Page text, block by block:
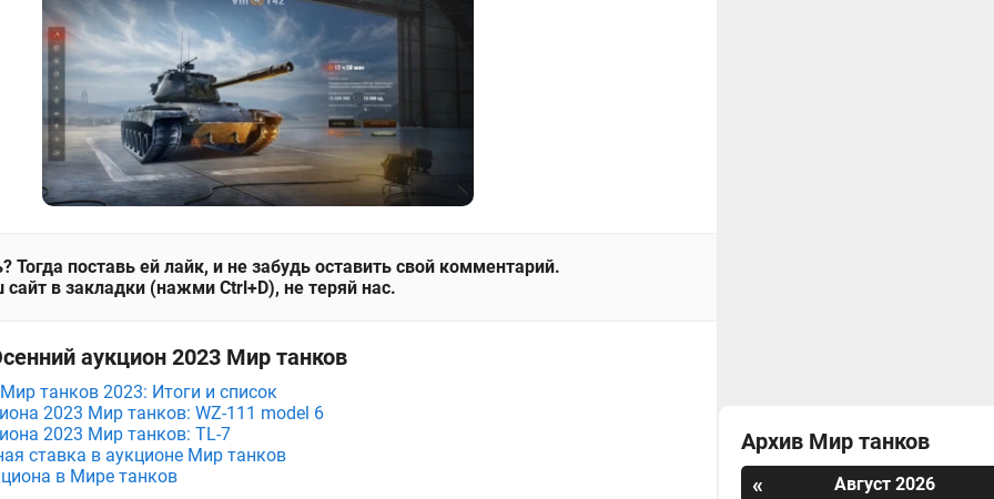
Тогда поставь ей лайк, и не забудь оставить свой комментарий.
в закладки (нажми Ctrl+D), не теряй нас.
аукцион 2023 Мир танков
танков 2023: Итоги и список
2023 Мир танков: WZ-111 model 6
2023 Мир танков: TL-7
ставка в аукционе Мир танков
в Мире танков
Архив Мир танков
«
Август 2026